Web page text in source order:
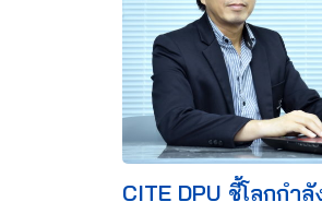
CITE DPU ชี้โลกกำ